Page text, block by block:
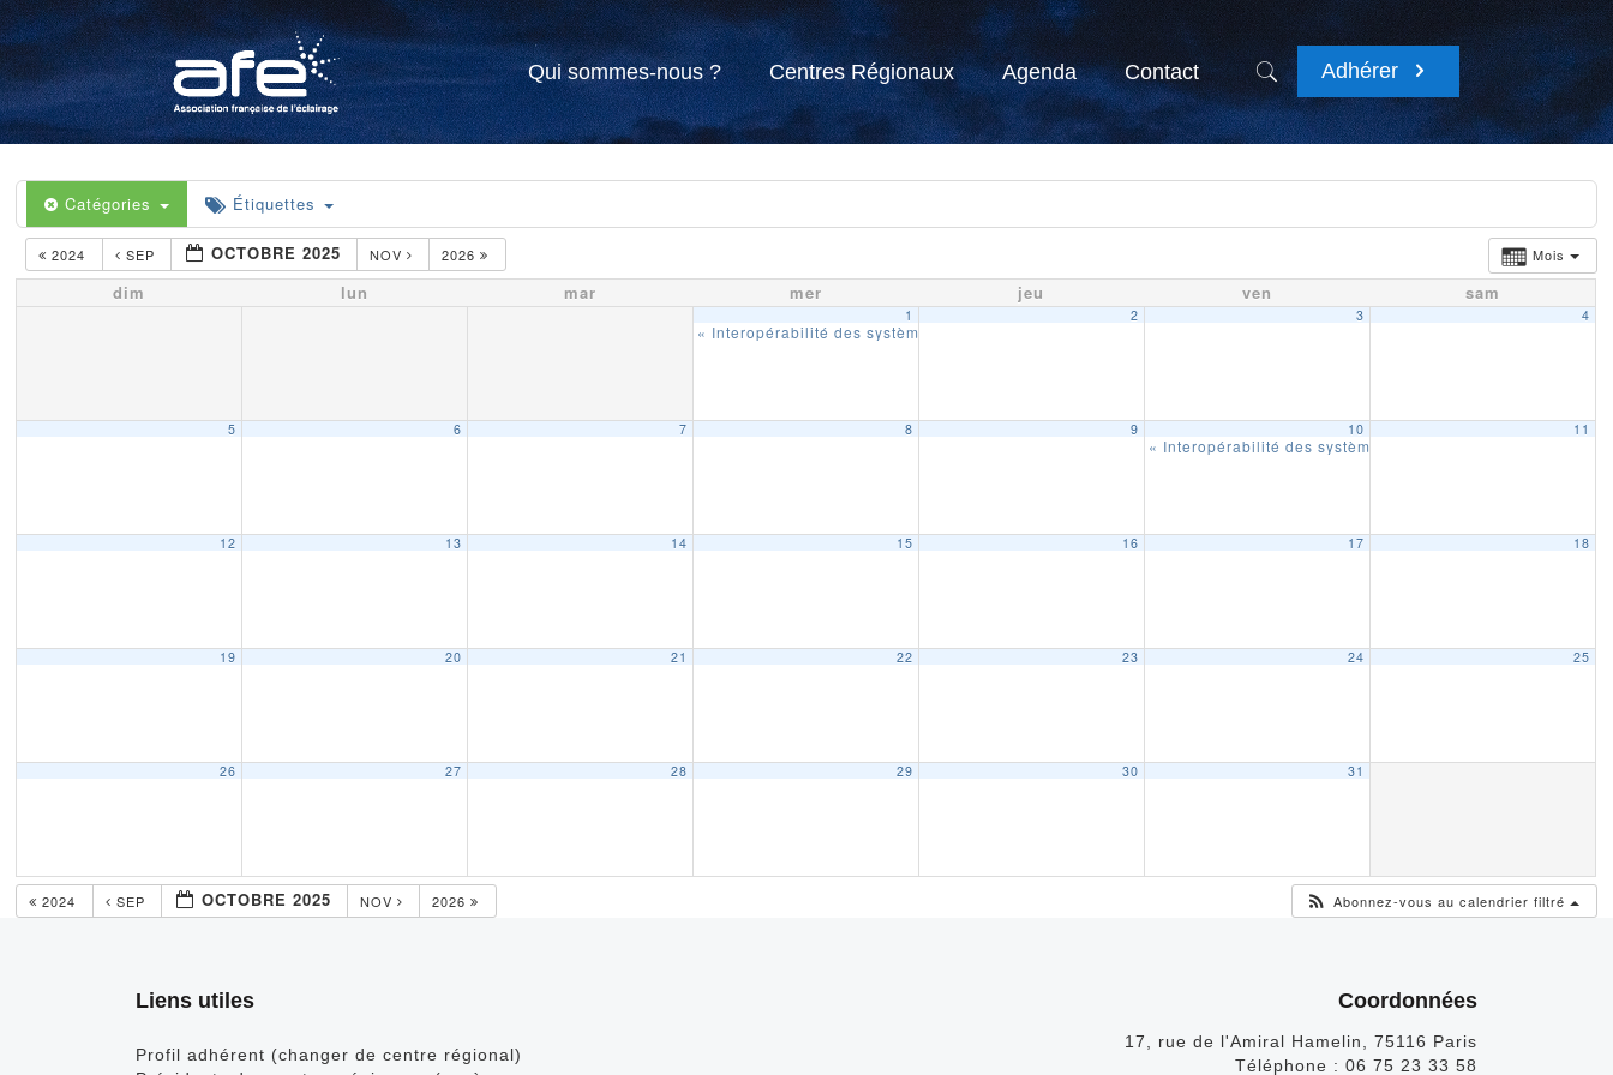
Qui sommes-nous ? Centres Régionaux Agenda Contact Adhérer
Catégories Étiquettes
Mois
2024 SEP OCTOBRE 2025 NOV 2026
dim lun mar mer jeu ven sam
1
« Interopérabilité des systèmes de télégestion »
2 3 4
5 6 7 8 9 10
« Interopérabilité des systèmes de télégestion »
11
12 13 14 15 16 17 18
19 20 21 22 23 24 25
26 27 28 29 30 31
2024 SEP OCTOBRE 2025 NOV 2026 Abonnez-vous au calendrier filtré
Liens utiles
Profil adhérent (changer de centre régional)
Coordonnées
17, rue de l'Amiral Hamelin, 75116 Paris
Téléphone : 06 75 23 33 58